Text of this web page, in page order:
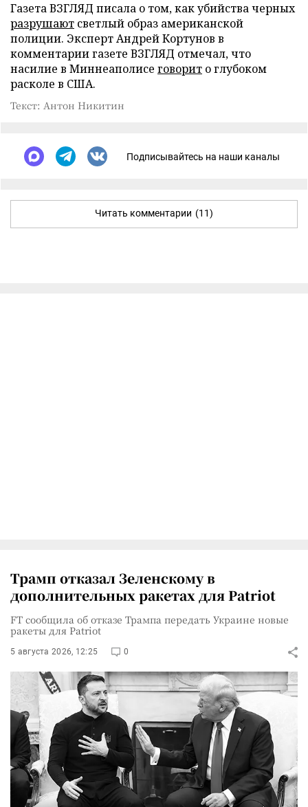
Газета ВЗГЛЯД писала о том, как убийства черных
разрушают светлый образ американской
полиции. Эксперт Андрей Кортунов в
комментарии газете ВЗГЛЯД отмечал, что
насилие в Миннеаполисе говорит о глубоком
расколе в США.
Текст: Антон Никитин
Подписывайтесь на наши каналы
Читать комментарии (11)
Трамп отказал Зеленскому в
дополнительных ракетах для Patriot
FT сообщила об отказе Трампа передать Украине новые
ракеты для Patriot
5 августа 2026, 12:25 0